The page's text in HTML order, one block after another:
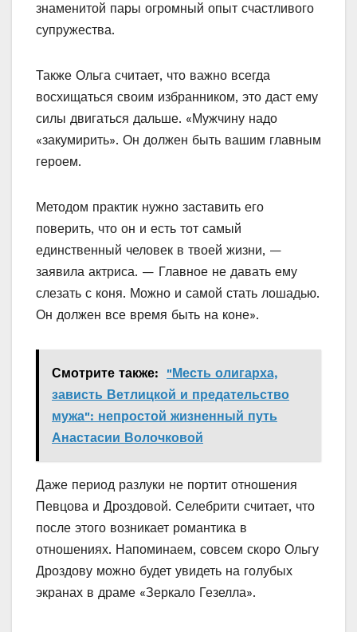
знаменитой пары огромный опыт счастливого
супружества.
Также Ольга считает, что важно всегда
восхищаться своим избранником, это даст ему
силы двигаться дальше. «Мужчину надо
«закумирить». Он должен быть вашим главным
героем.
Методом практик нужно заставить его
поверить, что он и есть тот самый
единственный человек в твоей жизни, —
заявила актриса. — Главное не давать ему
слезать с коня. Можно и самой стать лошадью.
Он должен все время быть на коне».
Смотрите также:
"Месть олигарха,
зависть Ветлицкой и предательство
мужа": непростой жизненный путь
Анастасии Волочковой
Даже период разлуки не портит отношения
Певцова и Дроздовой. Селебрити считает, что
после этого возникает романтика в
отношениях. Напоминаем, совсем скоро Ольгу
Дроздову можно будет увидеть на голубых
экранах в драме «Зеркало Гезелла».